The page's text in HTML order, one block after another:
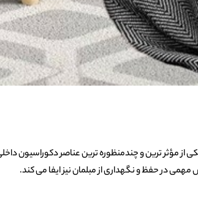
از مؤثر ترین و چندمنظوره‌ ترین عناصر دکوراسیون
در حفظ و نگهداری از مبلمان نیز ایفا می‌ کند.